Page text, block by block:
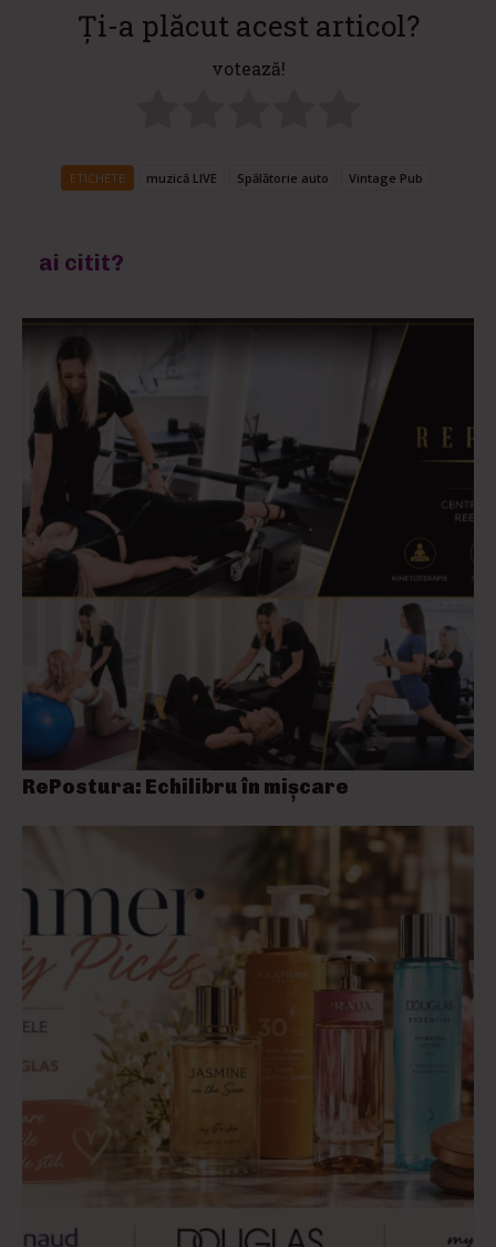
Ți-a plăcut acest articol?
votează!
ETICHETE muzică LIVE Spălătorie auto Vintage Pub
ai citit?
RePostura: Echilibru în mișcare